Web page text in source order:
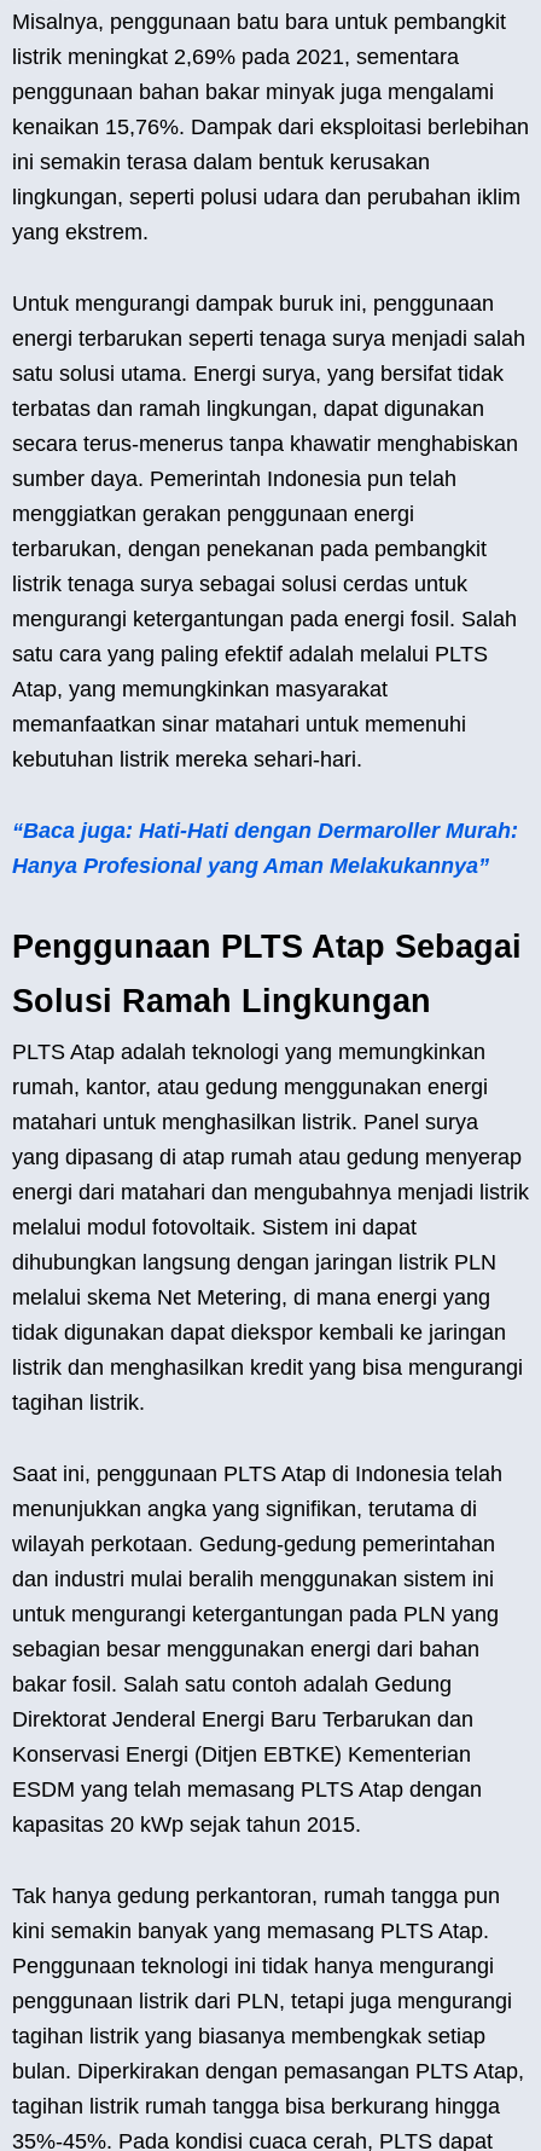
Misalnya, penggunaan batu bara untuk pembangkit
listrik meningkat 2,69% pada 2021, sementara
penggunaan bahan bakar minyak juga mengalami
kenaikan 15,76%. Dampak dari eksploitasi berlebihan
ini semakin terasa dalam bentuk kerusakan
lingkungan, seperti polusi udara dan perubahan iklim
yang ekstrem.
Untuk mengurangi dampak buruk ini, penggunaan
energi terbarukan seperti tenaga surya menjadi salah
satu solusi utama. Energi surya, yang bersifat tidak
terbatas dan ramah lingkungan, dapat digunakan
secara terus-menerus tanpa khawatir menghabiskan
sumber daya. Pemerintah Indonesia pun telah
menggiatkan gerakan penggunaan energi
terbarukan, dengan penekanan pada pembangkit
listrik tenaga surya sebagai solusi cerdas untuk
mengurangi ketergantungan pada energi fosil. Salah
satu cara yang paling efektif adalah melalui PLTS
Atap, yang memungkinkan masyarakat
memanfaatkan sinar matahari untuk memenuhi
kebutuhan listrik mereka sehari-hari.
“Baca juga: Hati-Hati dengan Dermaroller Murah:
Hanya Profesional yang Aman Melakukannya”
Penggunaan PLTS Atap Sebagai
Solusi Ramah Lingkungan
PLTS Atap adalah teknologi yang memungkinkan
rumah, kantor, atau gedung menggunakan energi
matahari untuk menghasilkan listrik. Panel surya
yang dipasang di atap rumah atau gedung menyerap
energi dari matahari dan mengubahnya menjadi listrik
melalui modul fotovoltaik. Sistem ini dapat
dihubungkan langsung dengan jaringan listrik PLN
melalui skema Net Metering, di mana energi yang
tidak digunakan dapat diekspor kembali ke jaringan
listrik dan menghasilkan kredit yang bisa mengurangi
tagihan listrik.
Saat ini, penggunaan PLTS Atap di Indonesia telah
menunjukkan angka yang signifikan, terutama di
wilayah perkotaan. Gedung-gedung pemerintahan
dan industri mulai beralih menggunakan sistem ini
untuk mengurangi ketergantungan pada PLN yang
sebagian besar menggunakan energi dari bahan
bakar fosil. Salah satu contoh adalah Gedung
Direktorat Jenderal Energi Baru Terbarukan dan
Konservasi Energi (Ditjen EBTKE) Kementerian
ESDM yang telah memasang PLTS Atap dengan
kapasitas 20 kWp sejak tahun 2015.
Tak hanya gedung perkantoran, rumah tangga pun
kini semakin banyak yang memasang PLTS Atap.
Penggunaan teknologi ini tidak hanya mengurangi
penggunaan listrik dari PLN, tetapi juga mengurangi
tagihan listrik yang biasanya membengkak setiap
bulan. Diperkirakan dengan pemasangan PLTS Atap,
tagihan listrik rumah tangga bisa berkurang hingga
35%-45%. Pada kondisi cuaca cerah, PLTS dapat